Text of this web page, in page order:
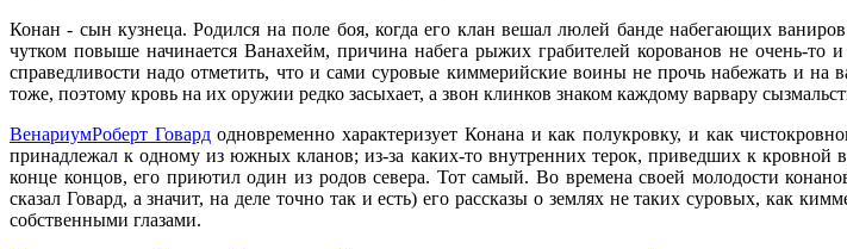
Конан - сын кузнеца. Родился на поле боя, когда его клан вешал люлей банде набегающих
чутком повыше начинается Ванахейм, причина набега рыжих грабителей корованов не очень-
справедливости надо отметить, что и сами суровые киммерийские воины не прочь набежать и
тоже, поэтому кровь на их оружии редко засыхает, а звон клинков знаком каждому варвару
ВенариумРоберт Говардодновременно характеризует Конана и как полукровку, и как
принадлежал к одному из южных кланов; из-за каких-то внутренних терок, приведших к кровной
конце концов, его приютил один из родов севера. Тот самый. Во времена своей молодости
сказал Говард, а значит, на деле точно так и есть) его рассказы о землях не таких суровых, как
собственными глазами.